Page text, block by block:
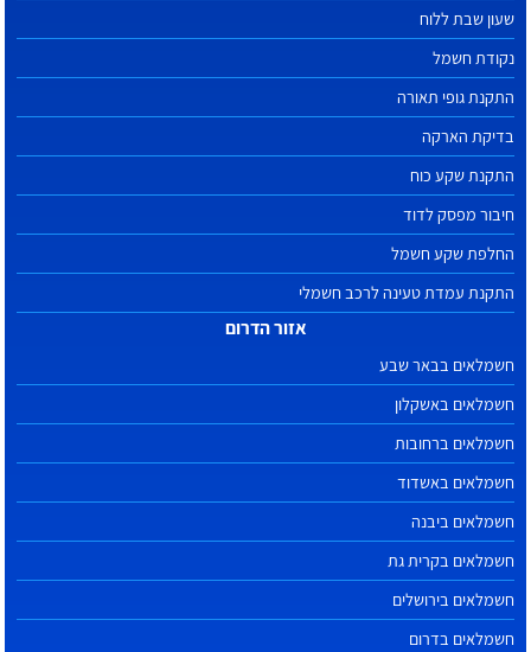
שעון שבת ללוח
נקודת חשמל
התקנת גופי תאורה
בדיקת הארקה
התקנת שקע כוח
חיבור מפסק לדוד
החלפת שקע חשמל
התקנת עמדת טעינה לרכב חשמלי
אזור הדרום
חשמלאים בבאר שבע
חשמלאים באשקלון
חשמלאים ברחובות
חשמלאים באשדוד
חשמלאים ביבנה
חשמלאים בקרית גת
חשמלאים בירושלים
חשמלאים בדרום